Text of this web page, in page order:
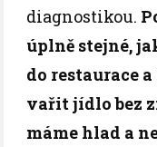
diagnostikou.
úplně stejné,
do restaurace
vařit jídlo bez
máme hlad a